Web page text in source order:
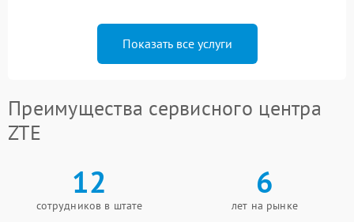
Показать все услуги
Преимущества сервисного центра
ZTE
12
сотрудников в штате
6
лет на рынке